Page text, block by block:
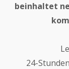
beinhaltet
24-